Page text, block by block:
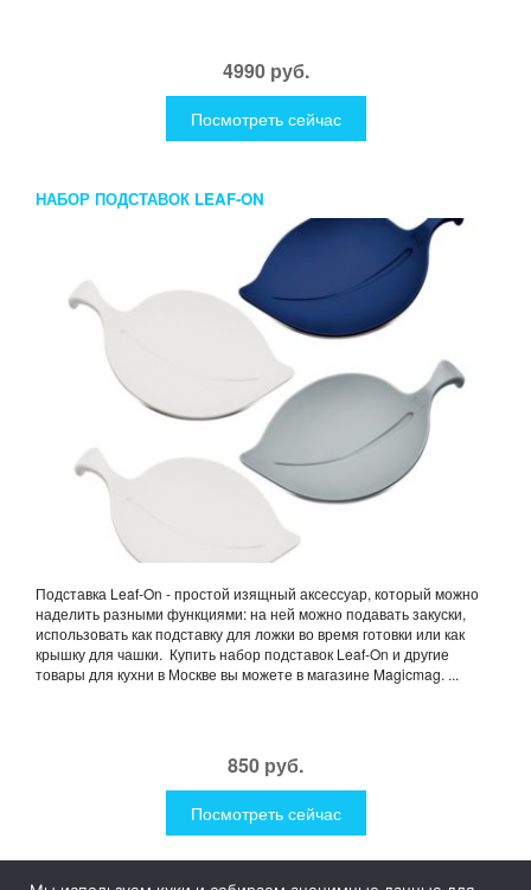
4990 руб.
Посмотреть сейчас
НАБОР ПОДСТАВОК LEAF-ON
Подставка Leaf-On - простой изящный аксессуар, который можно
наделить разными функциями: на ней можно подавать закуски,
использовать как подставку для ложки во время готовки или как
крышку для чашки. Купить набор подставок Leaf-On и другие
товары для кухни в Москве вы можете в магазине Magicmag. ...
850 руб.
Посмотреть сейчас